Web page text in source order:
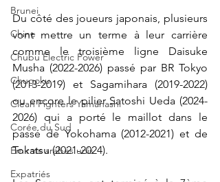
Brunei
Chine
Chubu Electric Power
Chugoku
Clean Fighters Yamanashi
Corée du Sud
Emirats arabes unis
Expatriés
Du côté des joueurs japonais, plusieurs
vont mettre un terme à leur carrière
comme le troisième ligne Daisuke
Musha (2022-2026) passé par BR Tokyo
(2013-2019) et Sagamihara (2019-2022)
ou encore le pilier Satoshi Ueda (2024-
2026) qui a porté le maillot dans le
passé de Yokohama (2012-2021) et de
Tokatsu (2021-2024).